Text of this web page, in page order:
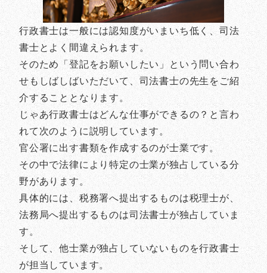
行政書士は一般には認知度がいまいち低く、司法
書士とよく間違えられます。
そのため「登記をお願いしたい」という問い合わ
せもしばしばいただいて、司法書士の先生をご紹
介することとなります。
じゃあ行政書士はどんな仕事ができるの？と言わ
れて次のように説明しています。
官公署に出す書類を作成するのが士業です。
その中で法律により特定の士業が独占している分
野があります。
具体的には、税務署へ提出するものは税理士が、
法務局へ提出するものは司法書士が独占していま
す。
そして、他士業が独占していないものを行政書士
が担当しています。